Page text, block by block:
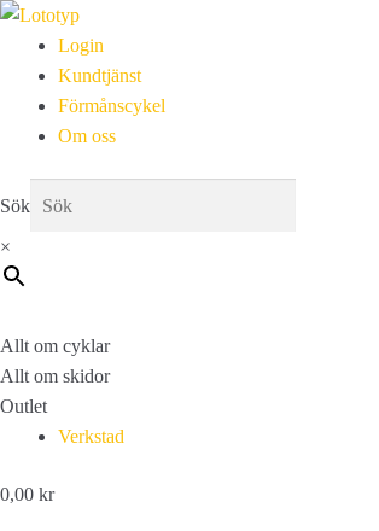
Login
Kundtjänst
Förmånscykel
Om oss
Sök
×
Allt om cyklar
Allt om skidor
Outlet
Verkstad
0,00 kr